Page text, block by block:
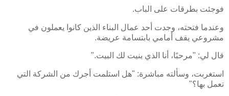
فوجئت بطرقات على الباب.
وعندما فتحته، وجدت أحد عمال البناء الذين كانوا يعملون في
مشروعي يقف أمامي بابتسامة عريضة.
قال لي: "مرحبًا، أنا الذي بنيت لك البيت."
استغربت، وسألته مباشرة: "هل استلمت أجرك من الشركة التي
تعمل بها؟"